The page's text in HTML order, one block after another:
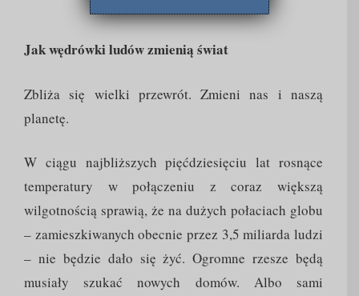
Jak wędrówki ludów zmienią świat
Zbliża się wielki przewrót. Zmieni nas i naszą
planetę.
W ciągu najbliższych pięćdziesięciu lat rosnące
temperatury w połączeniu z coraz większą
wilgotnością sprawią, że na dużych połaciach globu
– zamieszkiwanych obecnie przez 3,5 miliarda ludzi
– nie będzie dało się żyć. Ogromne rzesze będą
musiały szukać nowych domów. Albo sami